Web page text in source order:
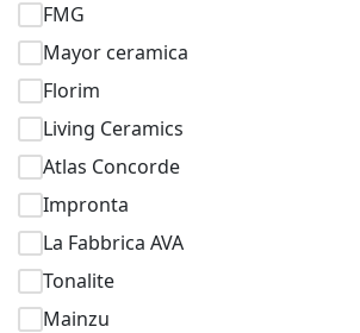
FMG
Mayor ceramica
Florim
Living Ceramics
Atlas Concorde
Impronta
La Fabbrica AVA
Tonalite
Mainzu